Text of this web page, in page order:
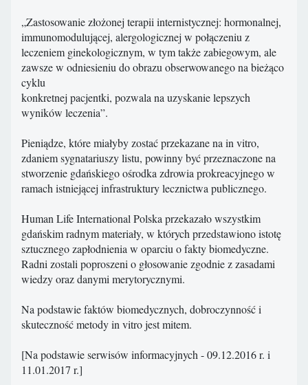
„Zastosowanie złożonej terapii internistycznej: hormonalnej,
immunomodulującej, alergologicznej w połączeniu z
leczeniem ginekologicznym, w tym także zabiegowym, ale
zawsze w odniesieniu do obrazu obserwowanego na bieżąco
cyklu
konkretnej pacjentki, pozwala na uzyskanie lepszych
wyników leczenia”.
Pieniądze, które miałyby zostać przekazane na in vitro,
zdaniem sygnatariuszy listu, powinny być przeznaczone na
stworzenie gdańskiego ośrodka zdrowia prokreacyjnego w
ramach istniejącej infrastruktury lecznictwa publicznego.
Human Life International Polska przekazało wszystkim
gdańskim radnym materiały, w których przedstawiono istotę
sztucznego zapłodnienia w oparciu o fakty biomedyczne.
Radni zostali poproszeni o głosowanie zgodnie z zasadami
wiedzy oraz danymi merytorycznymi.
Na podstawie faktów biomedycznych, dobroczynność i
skuteczność metody in vitro jest mitem.
[Na podstawie serwisów informacyjnych - 09.12.2016 r. i
11.01.2017 r.]